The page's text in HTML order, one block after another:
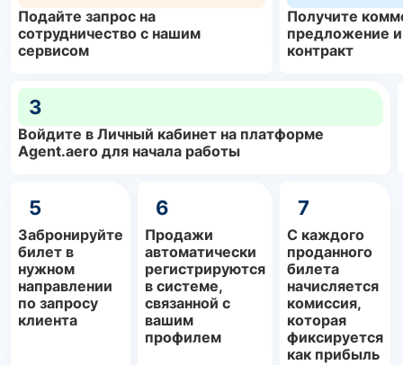
Подайте запрос на
сотрудничество с нашим
сервисом
Получите
предложение
контракт
3
Войдите в Личный кабинет на платформе
Agent.aero для начала работы
5
Забронируйте
билет в
нужном
направлении
по запросу
клиента
6
Продажи
автоматически
регистрируются
в системе,
связанной с
вашим
профилем
7
С каждого
проданного
билета
начисляется
комиссия,
которая
фиксируется
как прибыль